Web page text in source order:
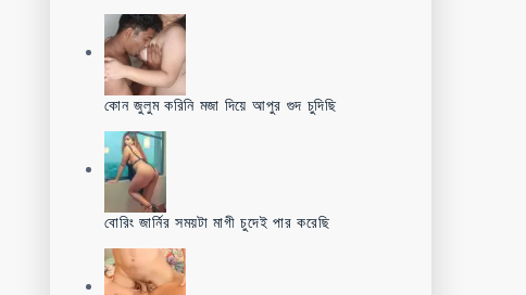
কোন জুলুম করিনি মজা দিয়ে আপুর গুদ চুদিছি
বোরিং জার্নির সময়টা মাগী চুদেই পার করেছি